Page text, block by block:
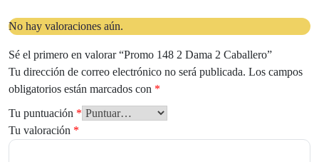
No hay valoraciones aún.
Sé el primero en valorar “Promo 148 2 Dama 2 Caballero”
Tu dirección de correo electrónico no será publicada. Los campos
obligatorios están marcados con *
Tu puntuación *
Tu valoración *